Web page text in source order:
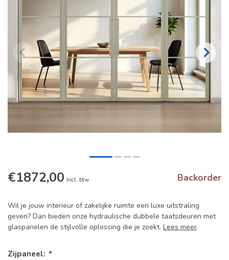
€1872,00 Incl. btw Backorder
Wil je jouw interieur of zakelijke ruimte een luxe uitstraling
geven? Dan bieden onze hydraulische dubbele taatsdeuren met
glaspanelen de stijlvolle oplossing die je zoekt. Lees meer.
Zijpaneel: *